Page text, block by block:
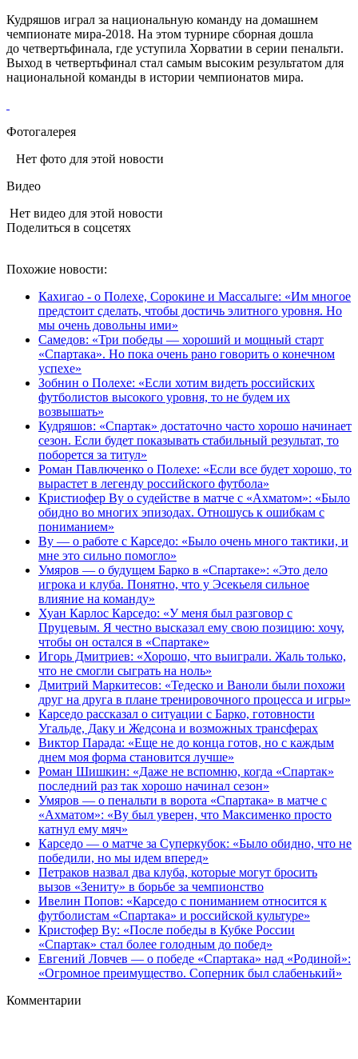
Кудряшов играл за национальную команду на домашнем
чемпионате мира‑2018. На этом турнире сборная дошла
до четвертьфинала, где уступила Хорватии в серии пенальти.
Выход в четвертьфинал стал самым высоким результатом для
национальной команды в истории чемпионатов мира.
Фотогалерея
Нет фото для этой новости
Видео
Нет видео для этой новости
Поделиться в соцсетях
Похожие новости:
Кахигао - о Полехе, Сорокине и Массалыге: «Им многое
предстоит сделать, чтобы достичь элитного уровня. Но
мы очень довольны ими»
Самедов: «Три победы — хороший и мощный старт
«Спартака». Но пока очень рано говорить о конечном
успехе»
Зобнин о Полехе: «Если хотим видеть российских
футболистов высокого уровня, то не будем их
возвышать»
Кудряшов: «Спартак» достаточно часто хорошо начинает
сезон. Если будет показывать стабильный результат, то
поборется за титул»
Роман Павлюченко о Полехе: «Если все будет хорошо, то
вырастет в легенду российского футбола»
Кристиофер Ву о судействе в матче с «Ахматом»: «Было
обидно во многих эпизодах. Отношусь к ошибкам с
пониманием»
Ву — о работе с Карседо: «Было очень много тактики, и
мне это сильно помогло»
Умяров — о будущем Барко в «Спартаке»: «Это дело
игрока и клуба. Понятно, что у Эсекьеля сильное
влияние на команду»
Хуан Карлос Карседо: «У меня был разговор с
Пруцевым. Я честно высказал ему свою позицию: хочу,
чтобы он остался в «Спартаке»
Игорь Дмитриев: «Хорошо, что выиграли. Жаль только,
что не смогли сыграть на ноль»
Дмитрий Маркитесов: «Тедеско и Ваноли были похожи
друг на друга в плане тренировочного процесса и игры»
Карседо рассказал о ситуации с Барко, готовности
Угальде, Даку и Жедсона и возможных трансферах
Виктор Парада: «Еще не до конца готов, но с каждым
днем моя форма становится лучше»
Роман Шишкин: «Даже не вспомню, когда «Спартак»
последний раз так хорошо начинал сезон»
Умяров — о пенальти в ворота «Спартака» в матче с
«Ахматом»: «Ву был уверен, что Максименко просто
катнул ему мяч»
Карседо — о матче за Суперкубок: «Было обидно, что не
победили, но мы идем вперед»
Петраков назвал два клуба, которые могут бросить
вызов «Зениту» в борьбе за чемпионство
Ивелин Попов: «Карседо с пониманием относится к
футболистам «Спартака» и российской культуре»
Кристофер Ву: «После победы в Кубке России
«Спартак» стал более голодным до побед»
Евгений Ловчев — о победе «Спартака» над «Родиной»:
«Огромное преимущество. Соперник был слабенький»
Комментарии